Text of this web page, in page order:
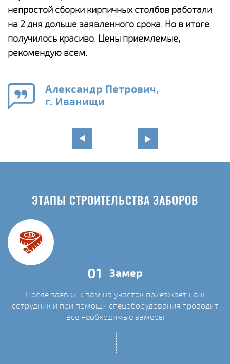
непростой сборки кирпичных столбов работали
на 2 дня дольше заявленного срока. Но в итоге
получилось красиво. Цены приемлемые,
рекомендую всем.
Александр Петрович,
г. Иванищи
ЭТАПЫ СТРОИТЕЛЬСТВА ЗАБОРОВ
01 Замер
После заявки к вам на участок приезжает наш
сотрудник и при помощи спецоборудования проводит
все необходимые замеры